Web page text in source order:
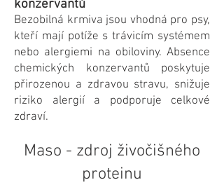
konzervantů
Bezobilná krmiva jsou vhodná pro psy,
kteří mají potíže s trávicím systémem
nebo alergiemi na obiloviny. Absence
chemických konzervantů poskytuje
přirozenou a zdravou stravu, snižuje
riziko alergií a podporuje celkové
zdraví.
Maso - zdroj živočišného
proteinu